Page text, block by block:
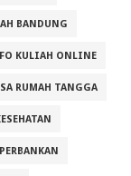
BANDUNG
KULIAH ONLINE
RUMAH TANGGA